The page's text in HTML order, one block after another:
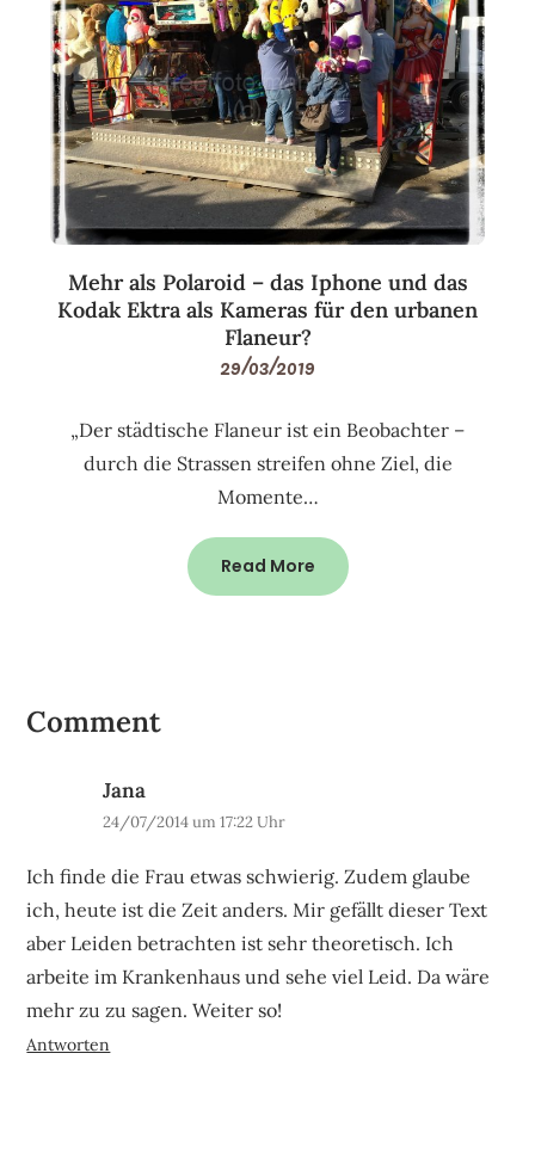
Mehr als Polaroid – das Iphone und das
Kodak Ektra als Kameras für den urbanen
Flaneur?
29/03/2019
„Der städtische Flaneur ist ein Beobachter –
durch die Strassen streifen ohne Ziel, die
Momente…
Read More
Comment
Jana
24/07/2014 um 17:22 Uhr
Ich finde die Frau etwas schwierig. Zudem glaube
ich, heute ist die Zeit anders. Mir gefällt dieser Text
aber Leiden betrachten ist sehr theoretisch. Ich
arbeite im Krankenhaus und sehe viel Leid. Da wäre
mehr zu zu sagen. Weiter so!
Antworten